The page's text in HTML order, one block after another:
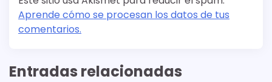
Aprende cómo se procesan los datos de tus
comentarios.
Entradas relacionadas